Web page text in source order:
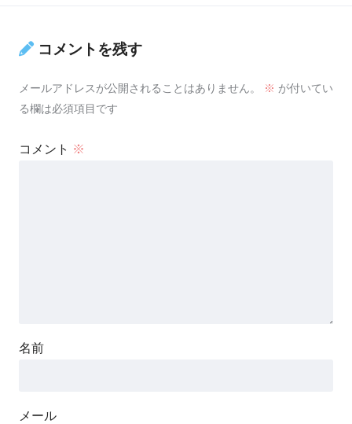
コメントを残す
メールアドレスが公開されることはありません。 ※ が付いてい
る欄は必須項目です
コメント ※
名前
メール